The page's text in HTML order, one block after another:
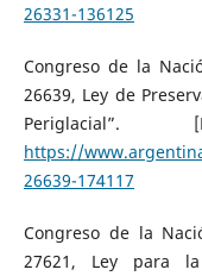
26331-136125
Congreso de la
26639, Ley de
https://
26639-174117
Congreso de la
27621, Ley para